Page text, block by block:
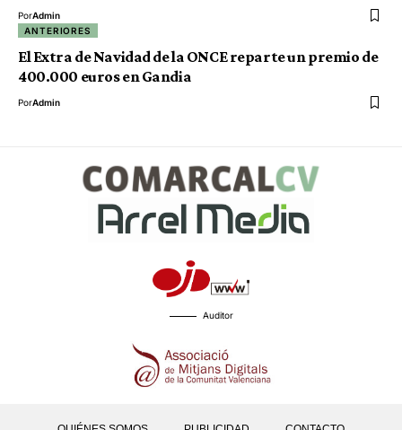
PorAdmin
ANTERIORES
El Extra de Navidad de la ONCE reparte un premio de
400.000 euros en Gandia
PorAdmin
Auditor